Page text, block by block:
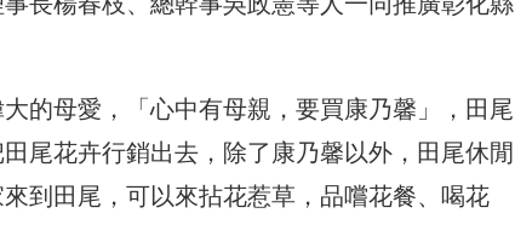
的母愛，「心中有母親，要買康乃馨」，田尾
尾花卉行銷出去，除了康乃馨以外，田尾休閒
到田尾，可以來拈花惹草，品嚐花餐、喝花